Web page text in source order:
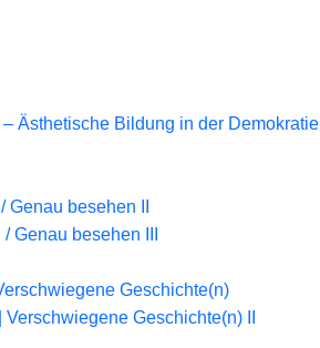
Ästhetische Bildung in der Demokratie
besehen II
Genau besehen III
Geschichte(n)
Geschichte(n) II